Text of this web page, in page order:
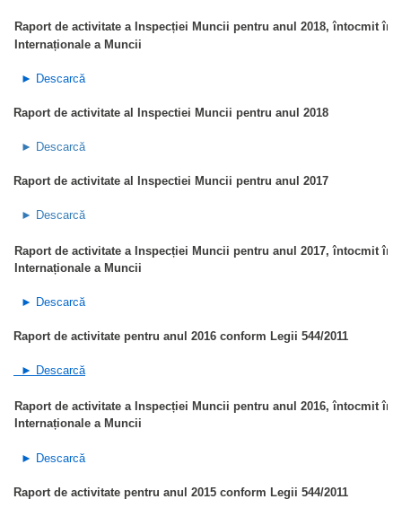
Raport de activitate a Inspecției Muncii pentru anul 2018, întocmit în
Internaționale a Muncii
► Descarcă
Raport de activitate al Inspectiei Muncii pentru anul 2018
► Descarcă
Raport de activitate al Inspectiei Muncii pentru anul 2017
► Descarcă
Raport de activitate a Inspecției Muncii pentru anul 2017, întocmit în
Internaționale a Muncii
► Descarcă
Raport de activitate pentru anul 2016 conform Legii 544/2011
► Descarcă
Raport de activitate a Inspecției Muncii pentru anul 2016, întocmit în
Internaționale a Muncii
► Descarcă
Raport de activitate pentru anul 2015 conform Legii 544/2011